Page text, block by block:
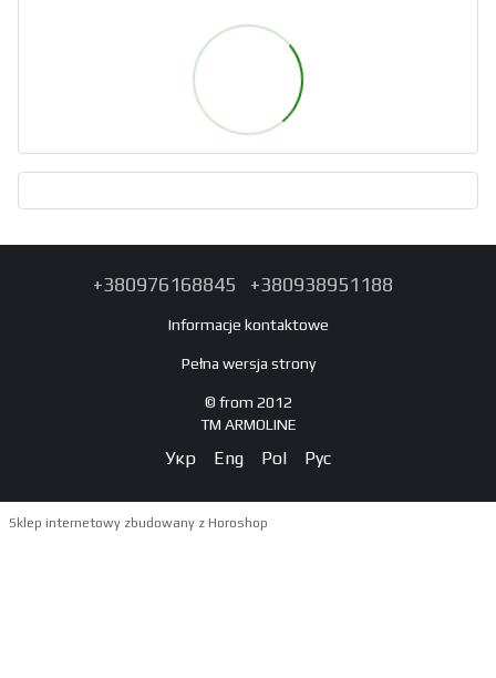
+380976168845 +380938951188
Informacje kontaktowe
Pełna wersja strony
© from 2012
TM ARMOLINE
Укр Eng Pol Рус
Sklep internetowy zbudowany z Horoshop